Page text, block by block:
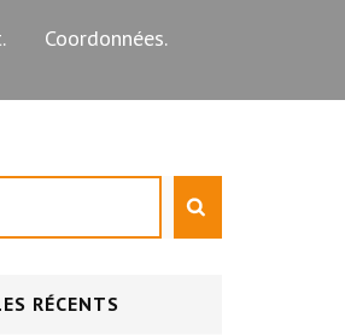
Coordonnées.
RÉCENTS